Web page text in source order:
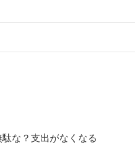
な？支出がなくなる